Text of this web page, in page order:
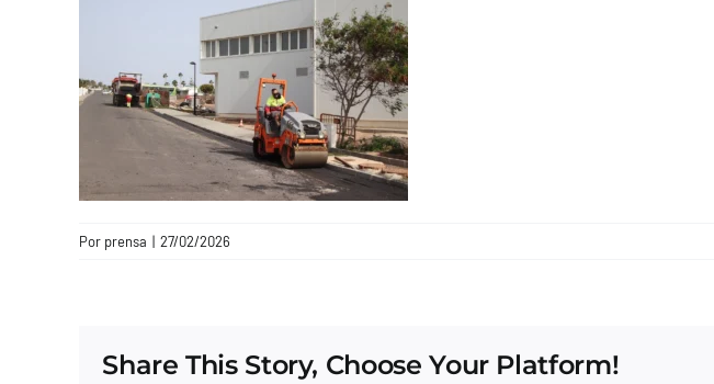
Por prensa | 27/02/2026
Share This Story, Choose Your Platform!